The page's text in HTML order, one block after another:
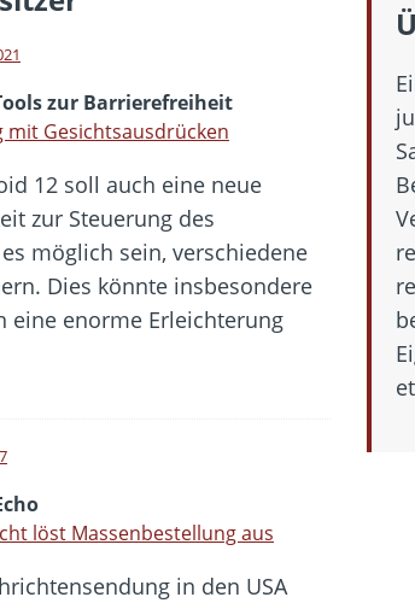
aktive Phishing-Plattform „Kratos“ – Hunderttausende Opfer
gestärkt – Gerichtsurteil zu Apple
zur Barrierefreiheit
mit Gesichtsausdrücken
12 soll auch eine neue
zur Steuerung des
möglich sein, verschiedene
Dies könnte insbesondere
eine enorme Erleichterung
löst Massenbestellung aus
in den USA